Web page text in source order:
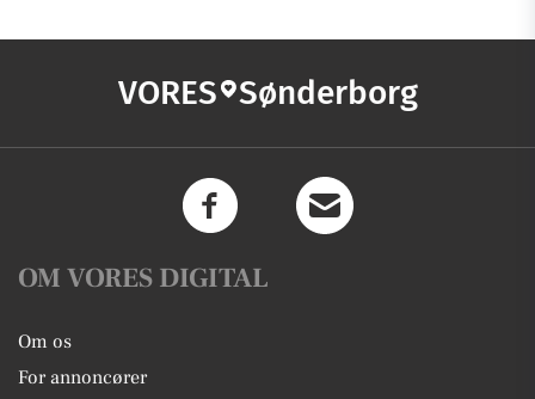
VORES Sønderborg
OM VORES DIGITAL
Om os
For annoncører